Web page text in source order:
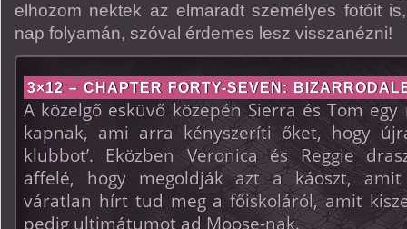
elhozom nektek az elmaradt személyes fotóit
nap folyamán, szóval érdemes lesz visszanézni!
3×12 – CHAPTER FORTY-SEVEN:
A közelgő esküvő közepén Sierra és Tom
kapnak, ami arra kényszeríti őket, hogy
klubbot’. Eközben Veronica és Reggie
affelé, hogy megoldják azt a káoszt,
váratlan hírt tud meg a főiskoláról, amit
pedig ultimátumot ad Moose-nak.